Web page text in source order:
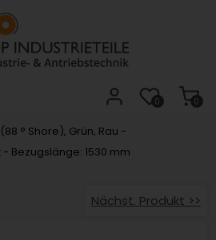
0
0
° Shore), Grün, Rau -
Bezugslänge: 1530 mm
Nächst. Produkt >>